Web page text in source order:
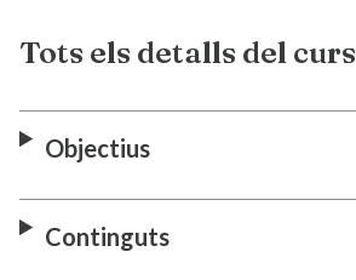
Tots els detalls del curs
Objectius
Continguts